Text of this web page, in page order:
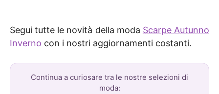
Segui tutte le novità della moda Scarpe Autunno
Inverno con i nostri aggiornamenti costanti.
Continua a curiosare tra le nostre selezioni di
moda: